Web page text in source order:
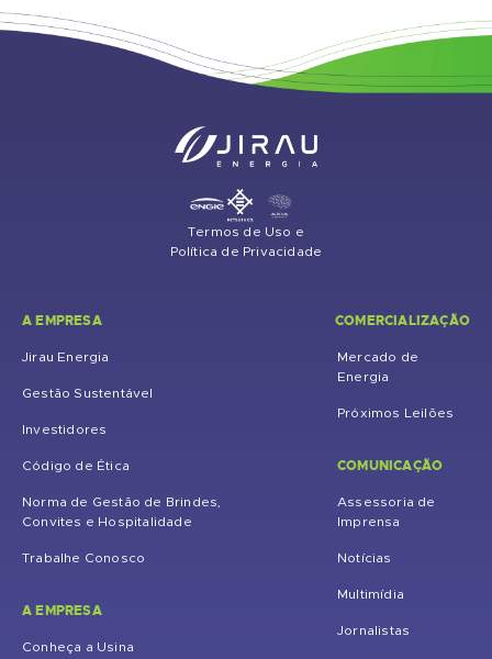
Termos de Uso e
Política de Privacidade
A EMPRESA
Jirau Energia
Gestão Sustentável
Investidores
Código de Ética
Norma de Gestão de Brindes,
Convites e Hospitalidade
Trabalhe Conosco
A EMPRESA
Conheça a Usina
COMERCIALIZAÇÃO
Mercado de
Energia
Próximos Leilões
COMUNICAÇÃO
Assessoria de
Imprensa
Notícias
Multimídia
Jornalistas